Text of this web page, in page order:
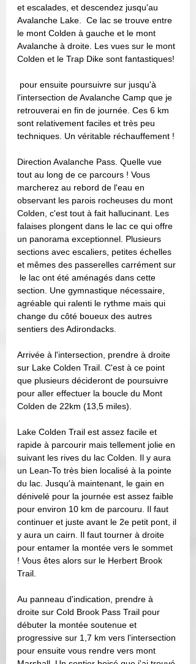
et escalades, et descendez jusqu'au
Avalanche Lake.  Ce lac se trouve entre
le mont Colden à gauche et le mont
Avalanche à droite. Les vues sur le mont
Colden et le Trap Dike sont fantastiques!
l'intersection de Avalanche Camp que je
retrouverai en fin de journée. Ces 6 km
sont relativement faciles et très peu
techniques. Un véritable réchauffement !
Direction Avalanche Pass. Quelle vue
tout au long de ce parcours ! Vous
marcherez au rebord de l'eau en
observant les parois rocheuses du mont
Colden, c'est tout à fait hallucinant. Les
falaises plongent dans le lac ce qui offre
un panorama exceptionnel. Plusieurs
sections avec escaliers, petites échelles
et mêmes des passerelles carrément sur
le lac ont été aménagés dans cette
section. Une gymnastique nécessaire,
agréable qui ralenti le rythme mais qui
change du côté boueux des autres
sentiers des Adirondacks.
Arrivée à l'intersection, prendre à droite
sur Lake Colden Trail. C'est à ce point
que plusieurs décideront de poursuivre
pour aller effectuer la boucle du Mont
Colden de 22km (13,5 miles).
Lake Colden Trail est assez facile et
rapide à parcourir mais tellement jolie en
suivant les rives du lac Colden. Il y aura
un Lean-To très bien localisé à la pointe
du lac. Jusqu'à maintenant, le gain en
dénivelé pour la journée est assez faible
pour environ 10 km de parcouru. Il faut
continuer et juste avant le 2e petit pont, il
y aura un cairn. Il faut tourner à droite
pour entamer la montée vers le sommet
! Vous êtes alors sur le Herbert Brook
Trail.
Au panneau d'indication, prendre à
droite sur Cold Brook Pass Trail pour
débuter la montée soutenue et
progressive sur 1,7 km vers l'intersection
pour ensuite vous rendre vers mont